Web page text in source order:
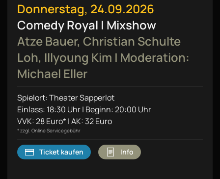
Donnerstag, 24.09.2026
Comedy Royal | Mixshow
Atze Bauer, Christian Schulte
Loh, Illyoung Kim | Moderation:
Michael Eller
Spielort: Theater Sapperlot
Einlass: 18:30 Uhr | Beginn: 20:00 Uhr
VVK: 28 Euro* | AK: 32 Euro
* zzgl. Online Servicegebühr
Ticket kaufen Info